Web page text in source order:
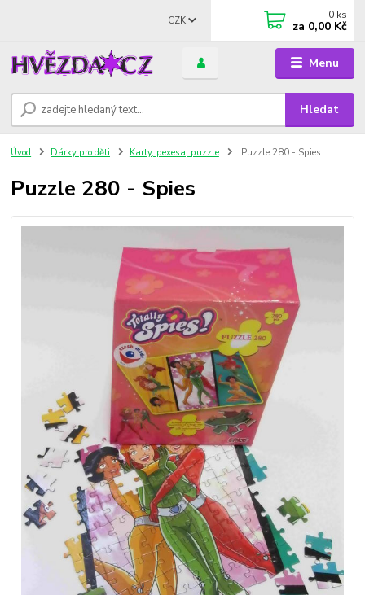
Menu
CZK
Hledat
0 ks
za 0,00 Kč
Úvod Dárky pro děti Karty, pexesa, puzzle Puzzle 280 - Spies
Puzzle 280 - Spies